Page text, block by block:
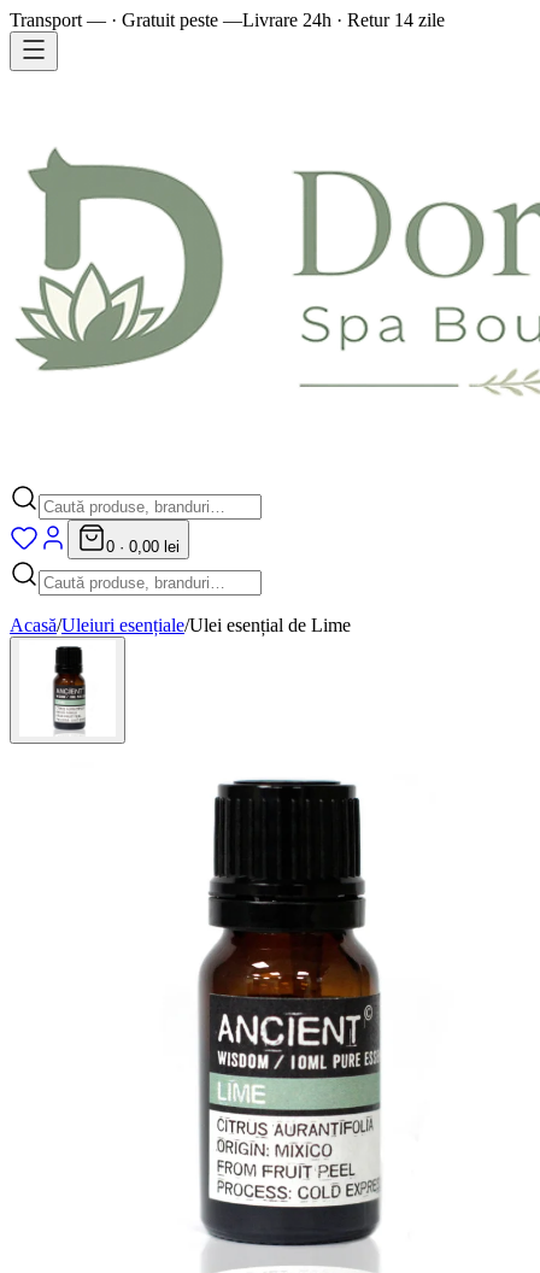
Transport — · Gratuit peste —Livrare 24h · Retur 14 zile
0 · 0,00 lei
Acasă/Uleiuri esențiale/Ulei esențial de Lime